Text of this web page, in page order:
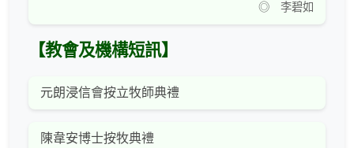
◎ 李碧如
【教會及機構短訊】
元朗浸信會按立牧師典禮
陳韋安博士按牧典禮